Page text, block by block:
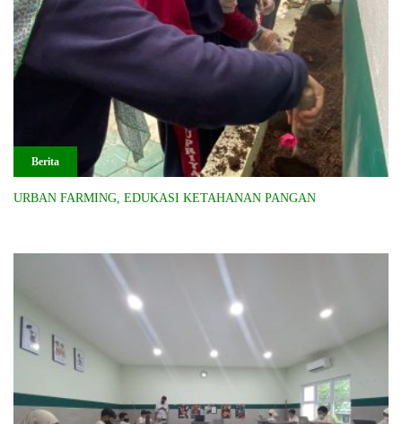
Berita
URBAN FARMING, EDUKASI KETAHANAN PANGAN